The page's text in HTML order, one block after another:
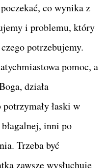
co wynika z
i problemu, który
potrzebujemy.
pomoc, a
działa
łaski w
inni po
Trzeba być
zawsze wysłuchuje